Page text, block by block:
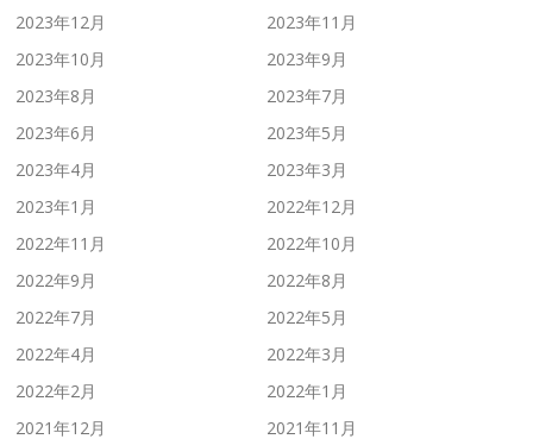
2023年12月
2023年11月
2023年10月
2023年9月
2023年8月
2023年7月
2023年6月
2023年5月
2023年4月
2023年3月
2023年1月
2022年12月
2022年11月
2022年10月
2022年9月
2022年8月
2022年7月
2022年5月
2022年4月
2022年3月
2022年2月
2022年1月
2021年12月
2021年11月